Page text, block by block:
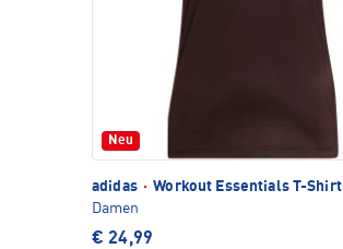
Neu
adidas · Workout Essentials T-Shirt
Damen
€ 24,99